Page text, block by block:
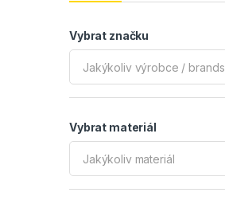
Vybrat značku
Jakýkoliv výrobce / brands
Vybrat materiál
Jakýkoliv materiál